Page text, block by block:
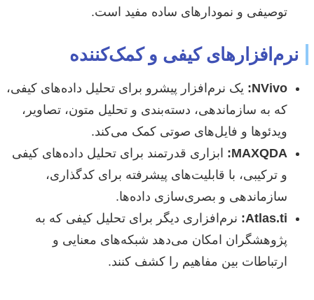
توصیفی و نمودارهای ساده مفید است.
نرم‌افزارهای کیفی و کمک‌کننده
NVivo:
یک نرم‌افزار پیشرو برای تحلیل داده‌های کیفی،
که به سازماندهی، دسته‌بندی و تحلیل متون، تصاویر،
ویدئوها و فایل‌های صوتی کمک می‌کند.
MAXQDA:
ابزاری قدرتمند برای تحلیل داده‌های کیفی
و ترکیبی، با قابلیت‌های پیشرفته برای کدگذاری،
سازماندهی و بصری‌سازی داده‌ها.
Atlas.ti:
نرم‌افزاری دیگر برای تحلیل کیفی که به
پژوهشگران امکان می‌دهد شبکه‌های معنایی و
ارتباطات بین مفاهیم را کشف کنند.